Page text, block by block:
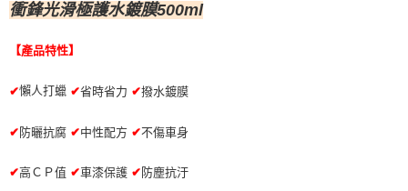
衝鋒光滑極護水鍍膜500ml
【產品特性】
✔懶人打蠟 ✔省時省力 ✔撥水鍍膜
✔ 防曬抗腐 ✔中性配方 ✔不傷車身
✔高ＣＰ值 ✔車漆保護 ✔ 防塵抗汙